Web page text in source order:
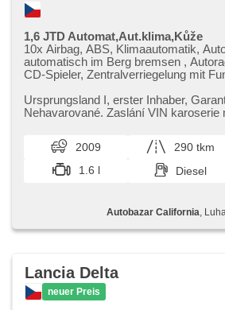
1,6 JTD Automat,Aut.klima,Kůže
10x Airbag, ABS, Klimaautomatik,
automatisch im Berg bremsen ,
CD-Spieler, Zentralverriegelung mit
Leuchten, El. Seitenscheiben, El.
hands free, Wegfahrsperre, isofix,
Multifunktionslenkrad, Lenkrad
Speicherkarte, parkovací senzory
Antriebsschlupfregelung (ASR),
Navigation, Abnutzungssensor des
Sitze, Heckscheibenwischer
Ursprungsland I,​ erster Inhaber,​
Nehavarované. Zaslání VIN karoserie
2009 290 tkm
1.6 l
Diesel
Autobazar California ,
Lancia Delta
neuer Preis